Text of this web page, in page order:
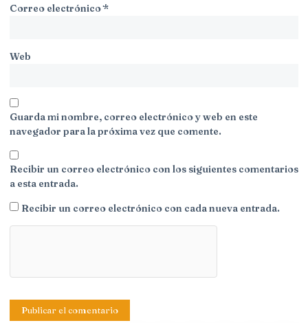
Correo electrónico*
Web
Guarda mi nombre, correo electrónico y web en este
navegador para la próxima vez que comente.
Recibir un correo electrónico con los siguientes comentarios
a esta entrada.
Recibir un correo electrónico con cada nueva entrada.